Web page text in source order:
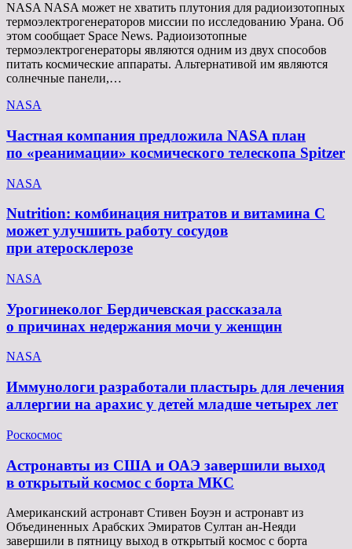
NASA NASA может не хватить плутония для радиоизотопных
термоэлектрогенераторов миссии по исследованию Урана. Об
этом сообщает Space News. Радиоизотопные
термоэлектрогенераторы являются одним из двух способов
питать космические аппараты. Альтернативой им являются
солнечные панели,…
NASA
Частная компания предложила NASA план
по «реанимации» космического телескопа Spitzer
NASA
Nutrition: комбинация нитратов и витамина C
может улучшить работу сосудов
при атеросклерозе
NASA
Урогинеколог Бердичевская рассказала
о причинах недержания мочи у женщин
NASA
Иммунологи разработали пластырь для лечения
аллергии на арахис у детей младше четырех лет
Роскосмос
Астронавты из США и ОАЭ завершили выход
в открытый космос с борта МКС
Американский астронавт Стивен Боуэн и астронавт из
Объединенных Арабских Эмиратов Султан ан-Неяди
завершили в пятницу выход в открытый космос с борта